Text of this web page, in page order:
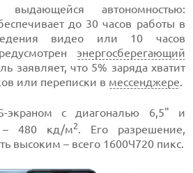
автономностью:
до 30 часов работы в
видео или 10 часов
энергосберегающий
заявляет, что 5% заряда хватит
или переписки в мессенджере.
экраном с диагональю 6,5" и
– 480 кд/м2. Его разрешение,
высоким – всего 1600Ч720 пикс.